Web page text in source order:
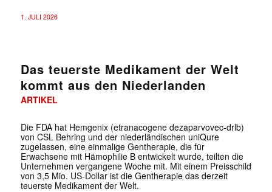
1. JULI 2026
Das teuerste Medikament der Welt
kommt aus den Niederlanden
ARTIKEL
Die FDA hat Hemgenix (etranacogene dezaparvovec-drlb)
von CSL Behring und der niederländischen uniQure
zugelassen, eine einmalige Gentherapie, die für
Erwachsene mit Hämophilie B entwickelt wurde, teilten die
Unternehmen vergangene Woche mit. Mit einem Preisschild
von 3,5 Mio. US-Dollar ist die Gentherapie das derzeit
teuerste Medikament der Welt.